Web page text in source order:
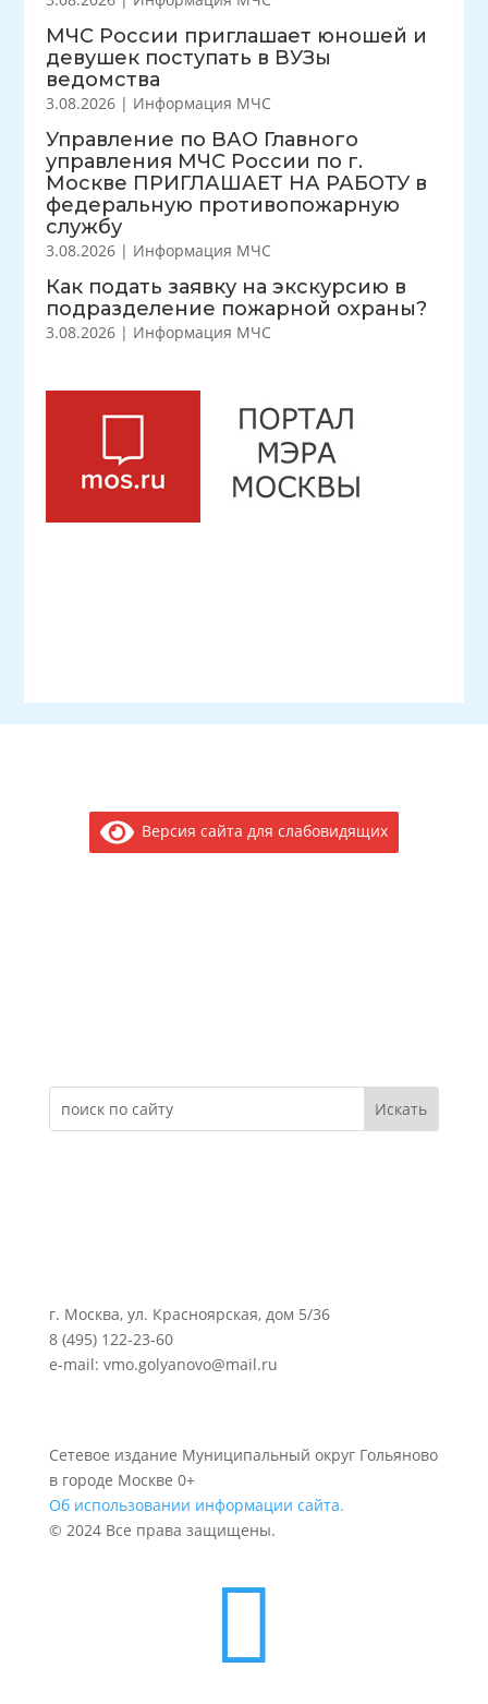
МЧС России приглашает юношей и
девушек поступать в ВУЗы
ведомства
3.08.2026 | Информация МЧС
Управление по ВАО Главного
управления МЧС России по г.
Москве ПРИГЛАШАЕТ НА РАБОТУ в
федеральную противопожарную
службу
3.08.2026 | Информация МЧС
Как подать заявку на экскурсию в
подразделение пожарной охраны?
3.08.2026 | Информация МЧС
Версия сайта для слабовидящих
г. Москва, ул. Красноярская, дом 5/36
8 (495) 122-23-60
e-mail: vmo.golyanovo@mail.ru
Сетевое издание Муниципальный округ Гольяново
в городе Москве 0+
Об использовании информации сайта.
© 2024 Все права защищены.
